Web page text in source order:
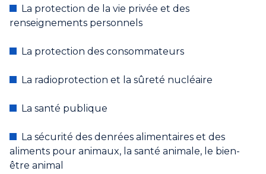
La protection de la vie privée et des
renseignements personnels
La protection des consommateurs
La radioprotection et la sûreté nucléaire
La santé publique
La sécurité des denrées alimentaires et des
aliments pour animaux, la santé animale, le bien-
être animal